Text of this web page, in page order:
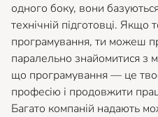
одного боку, вони
технічній підготовці. Якщо
програмування, ти можеш
паралельно знайомитися з
що програмування — це
професію і продовжити
Багато компаній надають